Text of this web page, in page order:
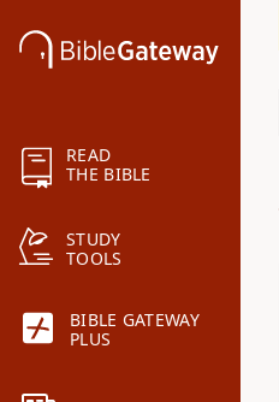
READ
THE BIBLE
STUDY
TOOLS
BIBLE GATEWAY
PLUS